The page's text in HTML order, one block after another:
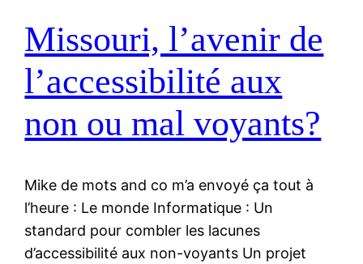
Missouri, l’avenir de
l’accessibilité aux
non ou mal voyants?
Mike de mots and co m’a envoyé ça tout à
l’heure : Le monde Informatique : Un
standard pour combler les lacunes
d’accessibilité aux non-voyants Un projet